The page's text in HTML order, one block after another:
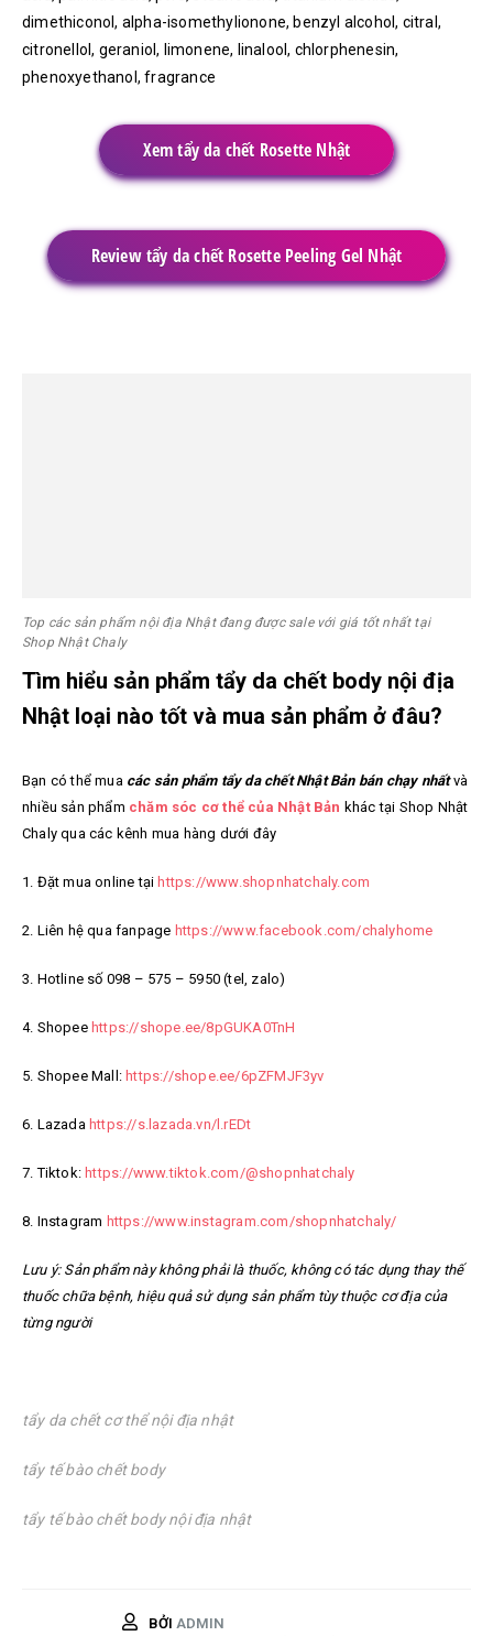
dimethiconol, alpha-isomethylionone, benzyl alcohol, citral,
citronellol, geraniol, limonene, linalool, chlorphenesin,
phenoxyethanol, fragrance
Xem tẩy da chết Rosette Nhật
Review tẩy da chết Rosette Peeling Gel Nhật
Top các sản phẩm nội địa Nhật đang được sale với giá tốt nhất tại
Shop Nhật Chaly
Tìm hiểu sản phẩm tẩy da chết body nội địa
Nhật loại nào tốt và mua sản phẩm ở đâu?
Bạn có thể mua các sản phẩm tẩy da chết Nhật Bản bán chạy nhấtvà
nhiều sản phẩm chăm sóc cơ thể của Nhật Bản khác tại Shop Nhật
Chaly qua các kênh mua hàng dưới đây
1. Đặt mua online tại https://www.shopnhatchaly.com
2. Liên hệ qua fanpage https://www.facebook.com/chalyhome
3. Hotline số 098 – 575 – 5950 (tel, zalo)
4. Shopee https://shope.ee/8pGUKA0TnH
5. Shopee Mall: https://shope.ee/6pZFMJF3yv
6. Lazada https://s.lazada.vn/l.rEDt
7. Tiktok: https://www.tiktok.com/@shopnhatchaly
8. Instagram https://www.instagram.com/shopnhatchaly/
Lưu ý: Sản phẩm này không phải là thuốc, không có tác dụng thay thế
thuốc chữa bệnh, hiệu quả sử dụng sản phẩm tùy thuộc cơ địa của
từng người
tẩy da chết cơ thể nội địa nhật
tẩy tế bào chết body
tẩy tế bào chết body nội địa nhật
BỞI ADMIN